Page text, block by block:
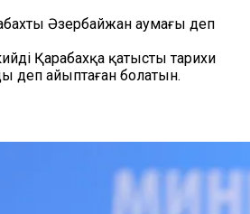
Әзербайжан аумағы деп
Қарабахқа қатысты тарихи
айыптаған болатын.